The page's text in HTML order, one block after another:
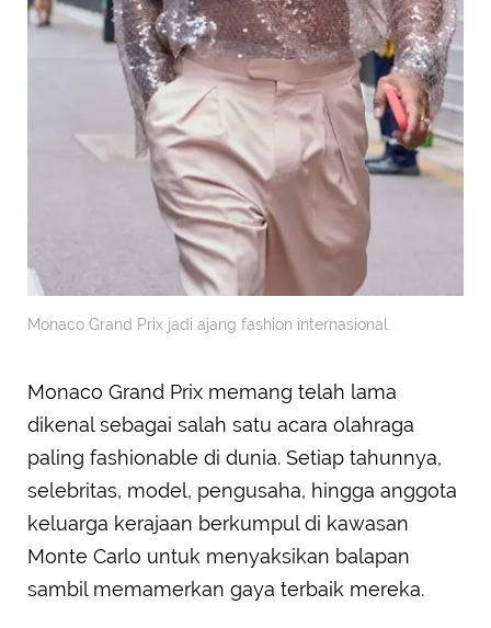
Monaco Grand Prix jadi ajang fashion internasional.
Monaco Grand Prix memang telah lama
dikenal sebagai salah satu acara olahraga
paling fashionable di dunia. Setiap tahunnya,
selebritas, model, pengusaha, hingga anggota
keluarga kerajaan berkumpul di kawasan
Monte Carlo untuk menyaksikan balapan
sambil memamerkan gaya terbaik mereka.